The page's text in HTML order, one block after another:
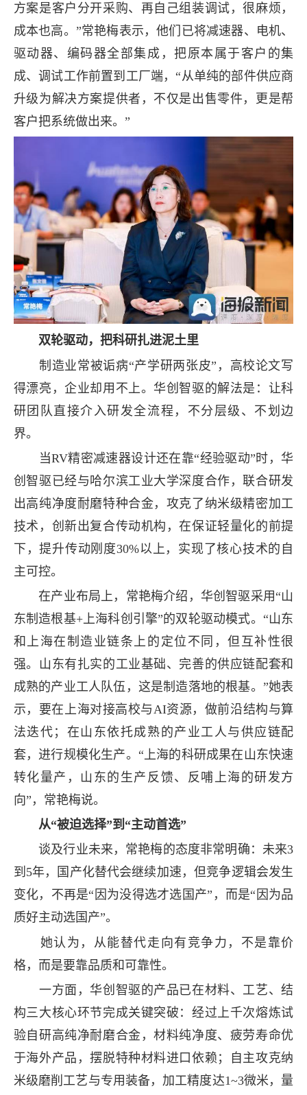
方案是客户分开采购、再自己组装调试，很麻烦，
成本也高。”常艳梅表示，他们已将减速器、电机、
驱动器、编码器全部集成，把原本属于客户的集
成、调试工作前置到工厂端，“从单纯的部件供应商
升级为解决方案提供者，不仅是出售零件，更是帮
客户把系统做出来。”
双轮驱动，把科研扎进泥土里
制造业常被诟病“产学研两张皮”，高校论文写
得漂亮，企业却用不上。华创智驱的解法是：让科
研团队直接介入研发全流程，不分层级、不划边
界。
当RV精密减速器设计还在靠“经验驱动”时，华
创智驱已经与哈尔滨工业大学深度合作，联合研发
出高纯净度耐磨特种合金，攻克了纳米级精密加工
技术，创新出复合传动机构，在保证轻量化的前提
下，提升传动刚度30%以上，实现了核心技术的自
主可控。
在产业布局上，常艳梅介绍，华创智驱采用“山
东制造根基+上海科创引擎”的双轮驱动模式。“山东
和上海在制造业链条上的定位不同，但互补性很
强。山东有扎实的工业基础、完善的供应链配套和
成熟的产业工人队伍，这是制造落地的根基。”她表
示，要在上海对接高校与AI资源，做前沿结构与算
法迭代；在山东依托成熟的产业工人与供应链配
套，进行规模化生产。“上海的科研成果在山东快速
转化量产，山东的生产反馈、反哺上海的研发方
向”，常艳梅说。
从“被迫选择”到“主动首选”
谈及行业未来，常艳梅的态度非常明确：未来3
到5年，国产化替代会继续加速，但竞争逻辑会发生
变化，不再是“因为没得选才选国产”，而是“因为品
质好主动选国产”。
她认为，从能替代走向有竞争力，不是靠价
格，而是要靠品质和可靠性。
一方面，华创智驱的产品已在材料、工艺、结
构三大核心环节完成关键突破：经过上千次熔炼试
验自研高纯净耐磨合金，材料纯净度、疲劳寿命优
于海外产品，摆脱特种材料进口依赖；自主攻克纳
米级磨削工艺与专用装备，加工精度达1~3微米，量